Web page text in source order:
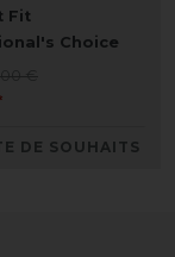
Fit
Choice
DE SOUHAITS